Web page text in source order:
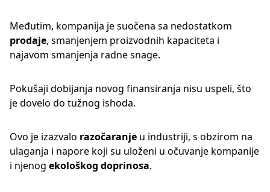
Međutim, kompanija je suočena sa nedostatkom
prodaje, smanjenjem proizvodnih kapaciteta i
najavom smanjenja radne snage.
Pokušaji dobijanja novog finansiranja nisu uspeli, što
je dovelo do tužnog ishoda.
Ovo je izazvalo razočaranje u industriji, s obzirom na
ulaganja i napore koji su uloženi u očuvanje kompanije
i njenog ekološkog doprinosa.